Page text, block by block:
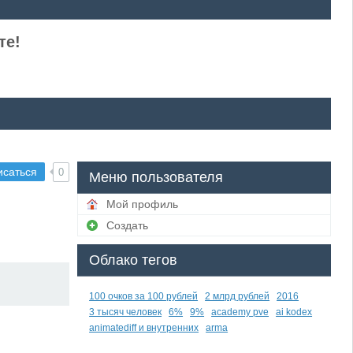
0 Меню пользователя
Мой профиль
Создать
Облако тегов
100 очков за 100 рублей 2 млрд рублей
2016
3 тысяч человек
6% 9% academy pve
ai kodex
animatediff и внутренних
arma